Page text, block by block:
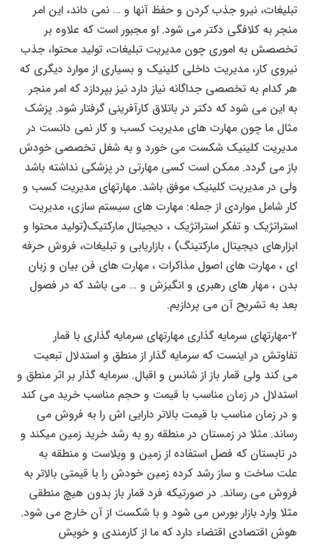
تبلیغات، نیرو جذب کردن و حفظ آنها و … نمی داند، این امر
منجر به کلافگی دکتر می شود. او مجبور است که علاوه بر
تخصصش به اموری چون مدیریت تبلیغات، تولید محتوا، جذب
نیروی کار، مدیریت داخلی کلینیک و بسیاری از موارد دیگری که
هر کدام به تخصصی جداگانه نیاز دارد نیز بپردازد که امر منجر
به این می شود که دکتر در باتلاق کارآفرینی گرفتار شود. پزشک
مثال ما چون مهارت های مدیریت کسب و کار نمی دانست در
مدیریت کلینیک شکست می خورد و به شغل تخصصی خودش
باز می گردد. ممکن است کسی مهارتی در پزشکی نداشته باشد
ولی در مدیریت کلینیک موفق باشد. مهارتهای مدیریت کسب و
کار شامل مواردی از جمله: مهارت های سیستم سازی، مدیریت
استراتژیک و تفکر استراتژیک ، دیجیتال مارکتیک(تولید محتوا و
ابزارهای دیجیتال مارکتینگ) ، بازاریابی و تبلیغات، فروش حرفه
ای ، مهارت های اصول مذاکرات ، مهارت های فن بیان و زبان
بدن ، مهار های رهبری و انگیزش و … می باشد که در فصول
بعد به تشریح آن می پردازیم.
۲-مهارتهای سرمایه گذاری مهارتهای سرمایه گذاری با قمار
تفاوتش در اینست که سرمایه گذار از منطق و استدلال تبعیت
می کند ولی قمار باز از شانس و اقبال. سرمایه گذار بر اثر منطق و
استدلال در زمان مناسب با قیمت و حجم مناسب خرید می کند
و در زمان مناسب با قیمت بالاتر دارایی اش را به فروش می
رساند. مثلا در زمستان در منطقه رو به رشد خرید زمین میکند و
در تابستان که فصل استفاده از زمین و ویلاست و منطقه به
علت ساخت و ساز رشد کرده زمین خودش را با قیمتی بالاتر به
فروش می رساند. در صورتیکه فرد قمار باز بدون هیچ منطقی
مثلا وارد بازار بورس می شود و با شکست از آن خارج می شود.
هوش اقتصادی اقتضاء دارد که ما از کارمندی و خویش